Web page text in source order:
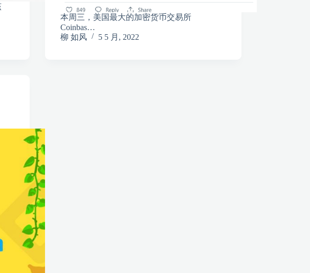
本周三，美国最大的加密货币交易所
Coinbas…
柳 如风
5 5 月, 2022